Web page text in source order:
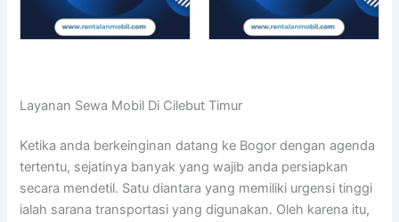
Layanan Sewa Mobil Di Cilebut Timur
Ketika anda berkeinginan datang ke Bogor dengan agenda
tertentu, sejatinya banyak yang wajib anda persiapkan
secara mendetil. Satu diantara yang memiliki urgensi tinggi
ialah sarana transportasi yang digunakan. Oleh karena itu,